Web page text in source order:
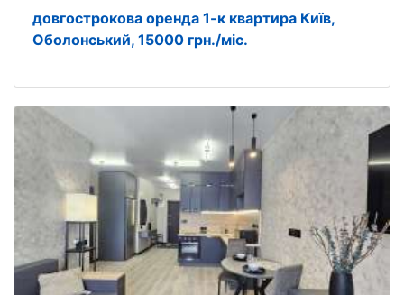
довгострокова оренда 1-к квартира Київ,
Оболонський, 15000 грн./міс.